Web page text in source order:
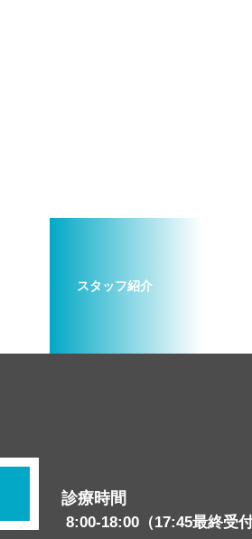
スタッフ紹介
診療時間
8:00-18:00（17:45最終受